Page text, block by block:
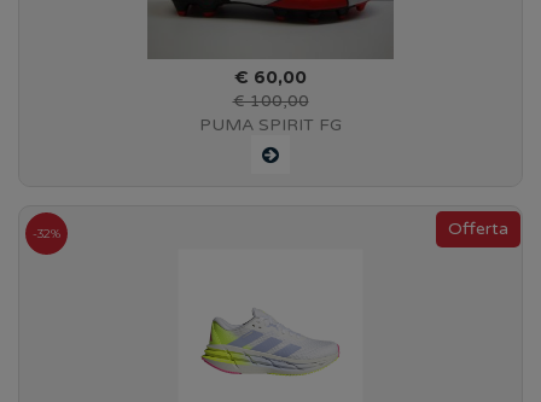
€ 60,00
€ 100,00
PUMA SPIRIT FG
-32%